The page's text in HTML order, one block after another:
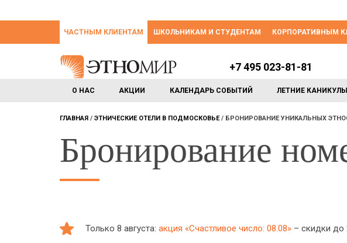
ЧАСТНЫМ КЛИЕНТАМ ШКОЛЬНИКАМ И СТУДЕНТАМ КОРПОРАТИВНЫМ
О НАС АКЦИИ КАЛЕНДАРЬ СОБЫТИЙ ЛЕТНИЕ КАНИКУЛЫ
+7 495 023-81-81
ГЛАВНАЯ ЭТНИЧЕСКИЕ ОТЕЛИ В ПОДМОСКОВЬЕ БРОНИРОВАНИЕ УНИКАЛЬНЫХ
Бронирование
Только 8 августа: акция «Счастливое число: 08.08» – скидки до